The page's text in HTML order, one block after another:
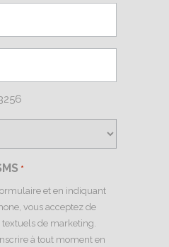
*
et en indiquant
vous acceptez de
de marketing.
à tout moment en